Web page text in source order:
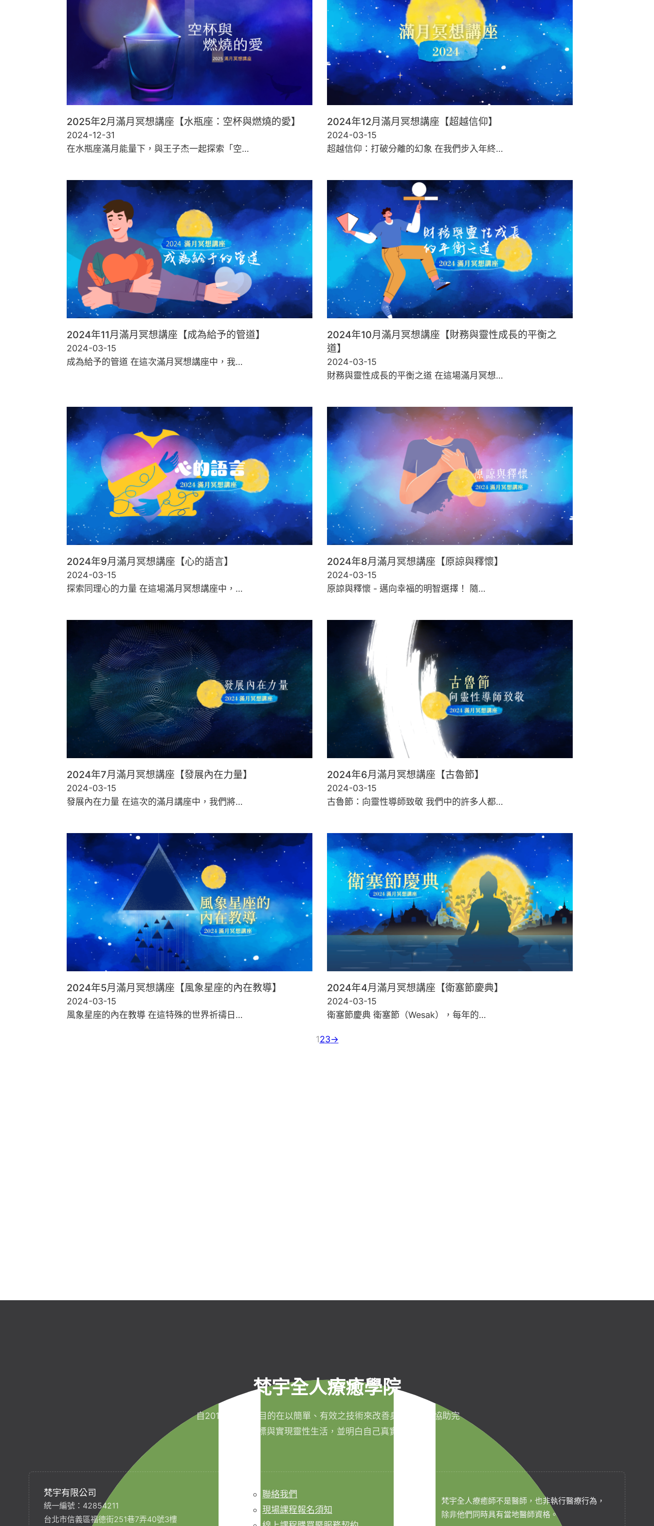
2025年2月滿月冥想講座【水瓶座：空杯與燃燒的愛】
2024-12-31
在水瓶座滿月能量下，與王子杰一起探索「空…
2024年12月滿月冥想講座【超越信仰】
2024-03-15
超越信仰：打破分離的幻象 在我們步入年終…
2024年11月滿月冥想講座【成為給予的管道】
2024-03-15
成為給予的管道 在這次滿月冥想講座中，我…
2024年10月滿月冥想講座【財務與靈性成長的平衡之
道】
2024-03-15
財務與靈性成長的平衡之道 在這場滿月冥想…
2024年9月滿月冥想講座【心的語言】
2024-03-15
探索同理心的力量 在這場滿月冥想講座中，…
2024年8月滿月冥想講座【原諒與釋懷】
2024-03-15
原諒與釋懷 - 邁向幸福的明智選擇！ 隨…
2024年7月滿月冥想講座【發展內在力量】
2024-03-15
發展內在力量 在這次的滿月講座中，我們將…
2024年6月滿月冥想講座【古魯節】
2024-03-15
古魯節：向靈性導師致敬 我們中的許多人都…
2024年5月滿月冥想講座【風象星座的內在教導】
2024-03-15
風象星座的內在教導 在這特殊的世界祈禱日…
2024年4月滿月冥想講座【衛塞節慶典】
2024-03-15
衛塞節慶典 衛塞節（Wesak），每年的…
123→
梵宇全人療癒學院
自2011年成立，目的在以簡單、有效之技術來改善身心健康，協助完
成生命目標與實現靈性生活，並明白自己真實的本質。
梵宇有限公司
統一編號：42854211
台北市信義區福德街251巷7弄40號3樓
聯絡我們
現場課程報名須知
梵宇全人療癒師不是醫師，也非執行醫療行為，
除非他們同時具有當地醫師資格。